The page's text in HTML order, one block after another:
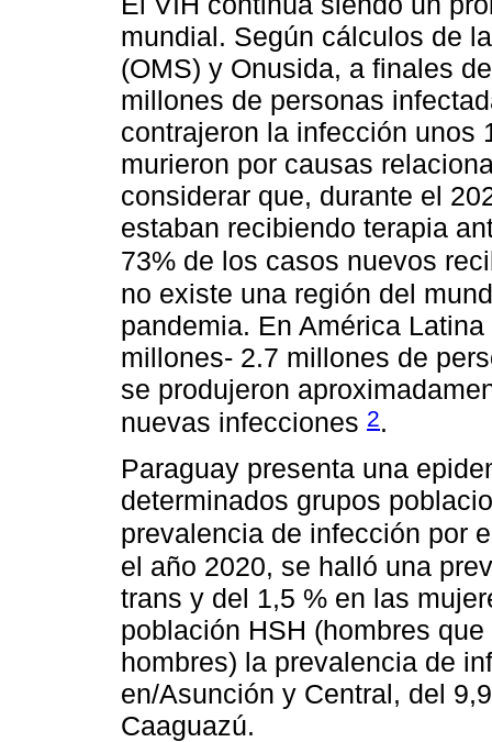
mundial. Según cálculos de
(OMS) y Onusida, a finales
millones de personas
contrajeron la infección unos
murieron por causas
considerar que, durante el
estaban recibiendo terapia
73% de los casos nuevos
no existe una región del
pandemia. En América
millones- 2.7 millones de
se produjeron
nuevas infecciones 2.
Paraguay presenta una
determinados grupos
prevalencia de infección por
el año 2020, se halló una
trans y del 1,5 % en las
población HSH (hombres
hombres) la prevalencia de
en/Asunción y Central, del
Caaguazú.